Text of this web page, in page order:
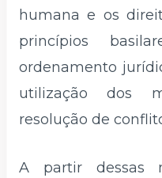
humana e os
princípios
ordenamento
utilização dos
resolução de
A partir dessas